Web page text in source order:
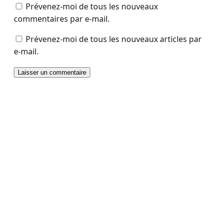
Prévenez-moi de tous les nouveaux
commentaires par e-mail.
Prévenez-moi de tous les nouveaux articles par
e-mail.